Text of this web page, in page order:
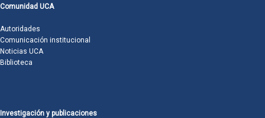
Comunidad UCA
Autoridades
Comunicación institucional
Noticias UCA
Biblioteca
Investigación y publicaciones